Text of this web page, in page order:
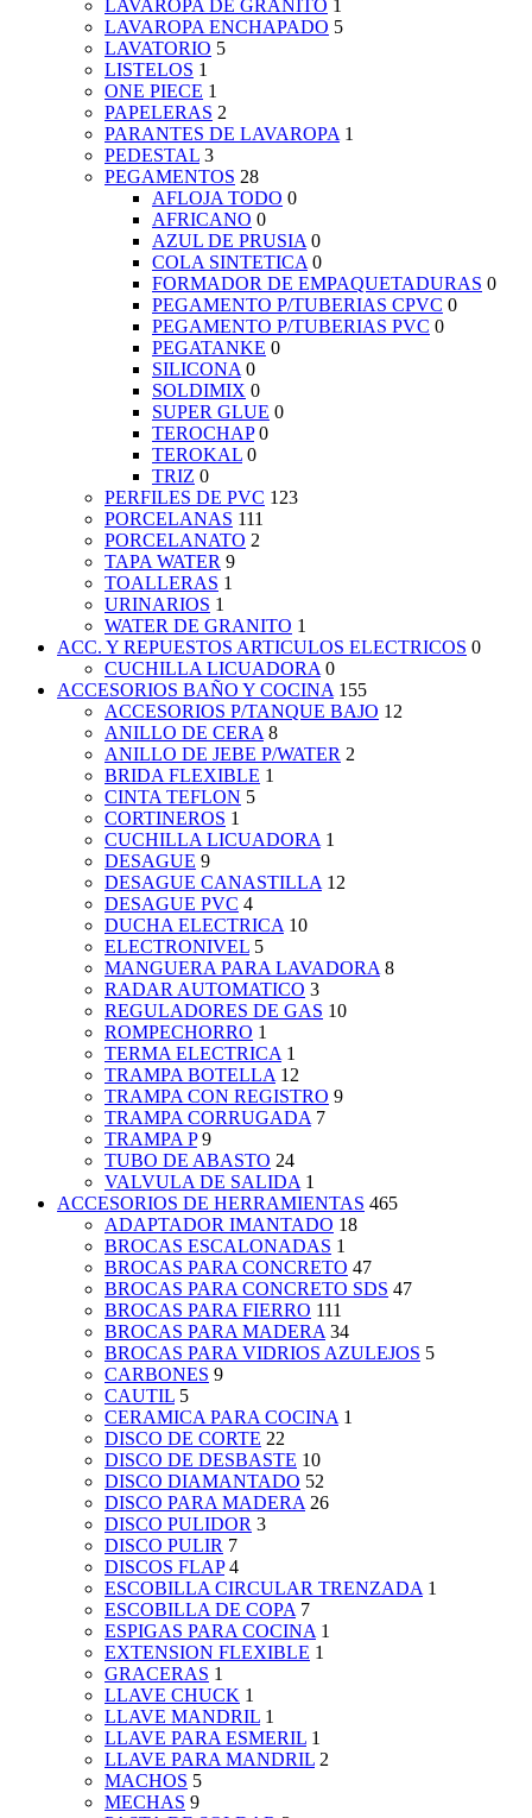
LAVAROPA DE GRANITO 1
LAVAROPA ENCHAPADO 5
LAVATORIO 5
LISTELOS 1
ONE PIECE 1
PAPELERAS 2
PARANTES DE LAVAROPA 1
PEDESTAL 3
PEGAMENTOS 28
AFLOJA TODO 0
AFRICANO 0
AZUL DE PRUSIA 0
COLA SINTETICA 0
FORMADOR DE EMPAQUETADURAS 0
PEGAMENTO P/TUBERIAS CPVC 0
PEGAMENTO P/TUBERIAS PVC 0
PEGATANKE 0
SILICONA 0
SOLDIMIX 0
SUPER GLUE 0
TEROCHAP 0
TEROKAL 0
TRIZ 0
PERFILES DE PVC 123
PORCELANAS 111
PORCELANATO 2
TAPA WATER 9
TOALLERAS 1
URINARIOS 1
WATER DE GRANITO 1
ACC. Y REPUESTOS ARTICULOS ELECTRICOS 0
CUCHILLA LICUADORA 0
ACCESORIOS BAÑO Y COCINA 155
ACCESORIOS P/TANQUE BAJO 12
ANILLO DE CERA 8
ANILLO DE JEBE P/WATER 2
BRIDA FLEXIBLE 1
CINTA TEFLON 5
CORTINEROS 1
CUCHILLA LICUADORA 1
DESAGUE 9
DESAGUE CANASTILLA 12
DESAGUE PVC 4
DUCHA ELECTRICA 10
ELECTRONIVEL 5
MANGUERA PARA LAVADORA 8
RADAR AUTOMATICO 3
REGULADORES DE GAS 10
ROMPECHORRO 1
TERMA ELECTRICA 1
TRAMPA BOTELLA 12
TRAMPA CON REGISTRO 9
TRAMPA CORRUGADA 7
TRAMPA P 9
TUBO DE ABASTO 24
VALVULA DE SALIDA 1
ACCESORIOS DE HERRAMIENTAS 465
ADAPTADOR IMANTADO 18
BROCAS ESCALONADAS 1
BROCAS PARA CONCRETO 47
BROCAS PARA CONCRETO SDS 47
BROCAS PARA FIERRO 111
BROCAS PARA MADERA 34
BROCAS PARA VIDRIOS AZULEJOS 5
CARBONES 9
CAUTIL 5
CERAMICA PARA COCINA 1
DISCO DE CORTE 22
DISCO DE DESBASTE 10
DISCO DIAMANTADO 52
DISCO PARA MADERA 26
DISCO PULIDOR 3
DISCO PULIR 7
DISCOS FLAP 4
ESCOBILLA CIRCULAR TRENZADA 1
ESCOBILLA DE COPA 7
ESPIGAS PARA COCINA 1
EXTENSION FLEXIBLE 1
GRACERAS 1
LLAVE CHUCK 1
LLAVE MANDRIL 1
LLAVE PARA ESMERIL 1
LLAVE PARA MANDRIL 2
MACHOS 5
MECHAS 9